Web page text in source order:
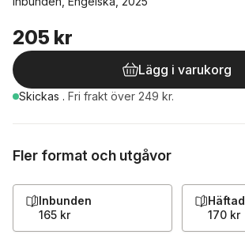
205 kr
Lägg i varukorg
Skickas . Fri frakt över 249 kr.
Fler format och utgåvor
Inbunden
165 kr
Häftad
170 kr